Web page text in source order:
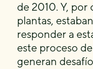
de 2010. Y,
plantas,
responder a
este proceso
generan